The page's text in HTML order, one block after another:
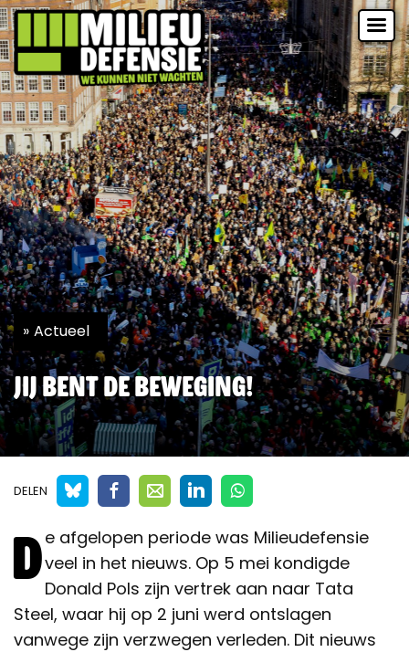
Actueel
Jij bent de beweging!
DELEN
De afgelopen periode was Milieudefensie
veel in het nieuws. Op 5 mei kondigde
Donald Pols zijn vertrek aan naar Tata
Steel, waar hij op 2 juni werd ontslagen
vanwege zijn verzwegen verleden. Dit nieuws